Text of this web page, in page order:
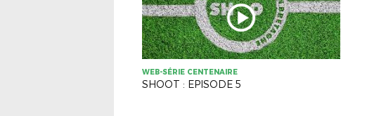
WEB-SÉRIE CENTENAIRE
SHOOT : EPISODE 5